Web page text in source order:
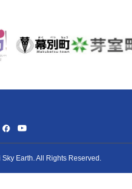
Earth. All Rights Reserved.